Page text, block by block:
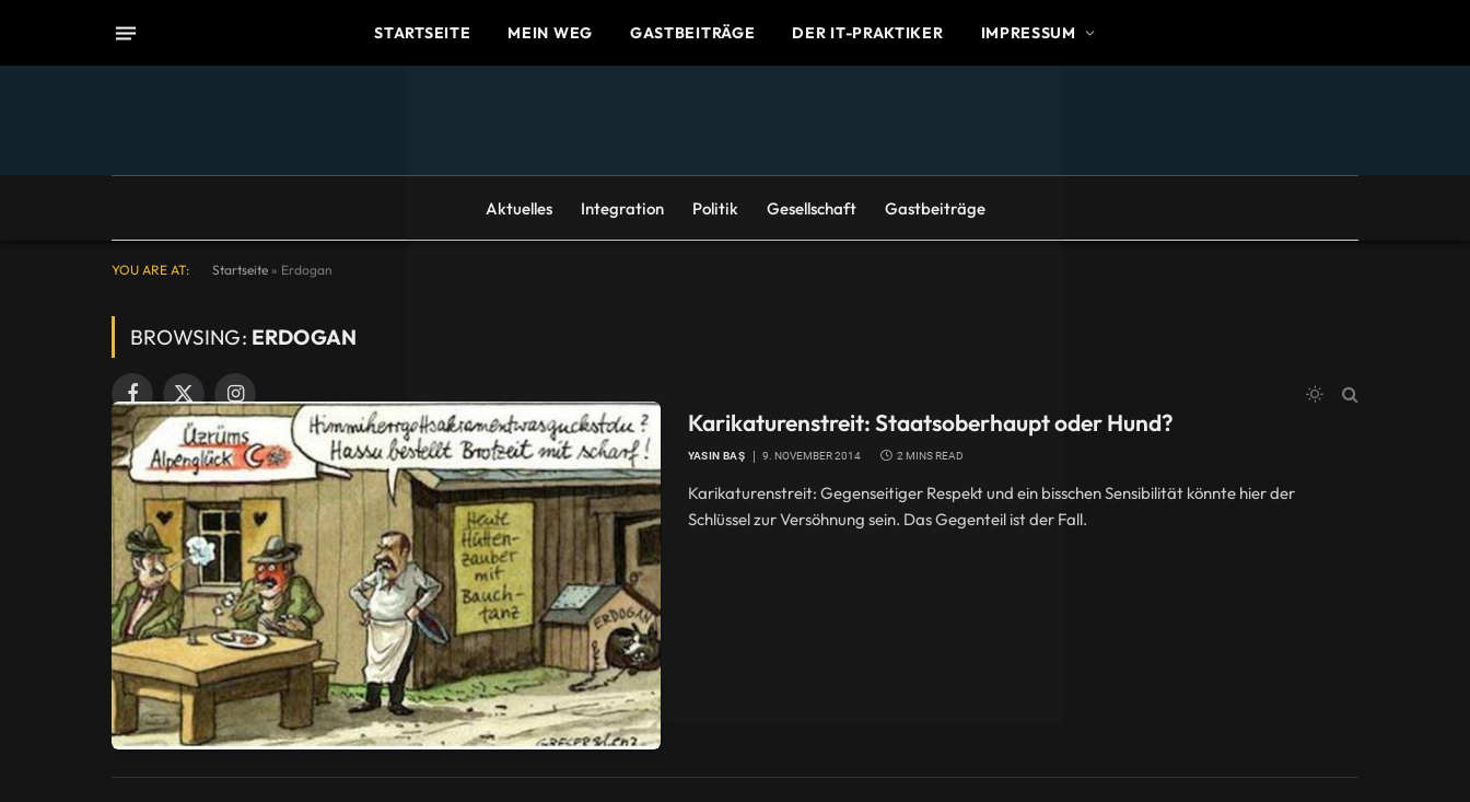
STARTSEITE MEIN WEG GASTBEITRÄGE DER IT-PRAKTIKER IMPRESSUM
Facebook
X
(Twitter)
Instagram
Aktuelles Integration Politik Gesellschaft Gastbeiträge
YOU ARE AT: Startseite » Erdogan
BROWSING: ERDOGAN
Karikaturenstreit: Staatsoberhaupt oder Hund?
YASIN BAŞ 9. NOVEMBER 2014 2 MINS READ
Karikaturenstreit: Gegenseitiger Respekt und ein bisschen Sensibilität könnte hier der
Schlüssel zur Versöhnung sein. Das Gegenteil ist der Fall.